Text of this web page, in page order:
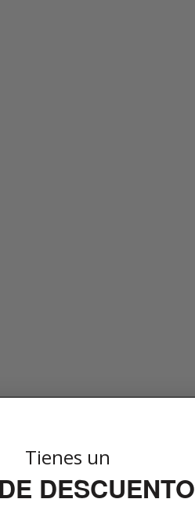
Tienes un
DESCUENTO